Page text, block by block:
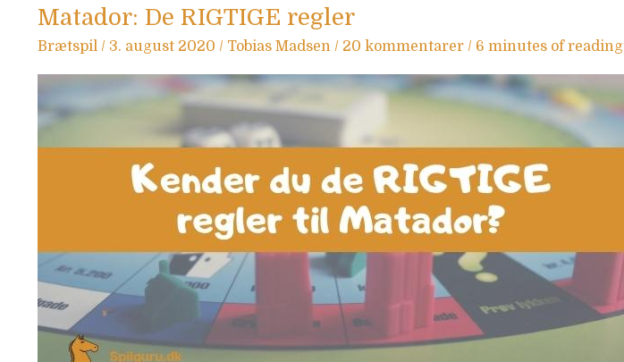
Matador: De RIGTIGE regler
Brætspil / 3. august 2020 / Tobias Madsen / 20 kommentarer / 6 minutes of reading
Matador:
De
RIGTIGE
regler